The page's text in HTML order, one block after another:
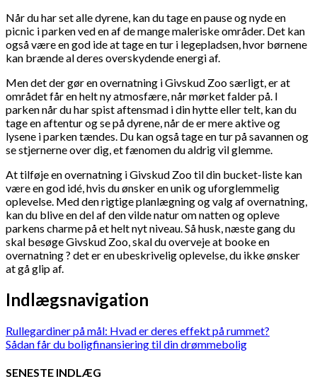
Når du har set alle dyrene, kan du tage en pause og nyde en
picnic i parken ved en af de mange maleriske områder. Det kan
også være en god ide at tage en tur i legepladsen, hvor børnene
kan brænde al deres overskydende energi af.
Men det der gør en overnatning i Givskud Zoo særligt, er at
området får en helt ny atmosfære, når mørket falder på. I
parken når du har spist aftensmad i din hytte eller telt, kan du
tage en aftentur og se på dyrene, når de er mere aktive og
lysene i parken tændes. Du kan også tage en tur på savannen og
se stjernerne over dig, et fænomen du aldrig vil glemme.
At tilføje en overnatning i Givskud Zoo til din bucket-liste kan
være en god idé, hvis du ønsker en unik og uforglemmelig
oplevelse. Med den rigtige planlægning og valg af overnatning,
kan du blive en del af den vilde natur om natten og opleve
parkens charme på et helt nyt niveau. Så husk, næste gang du
skal besøge Givskud Zoo, skal du overveje at booke en
overnatning ? det er en ubeskrivelig oplevelse, du ikke ønsker
at gå glip af.
Indlægsnavigation
Rullegardiner på mål: Hvad er deres effekt på rummet?
Sådan får du boligfinansiering til din drømmebolig
SENESTE INDLÆG